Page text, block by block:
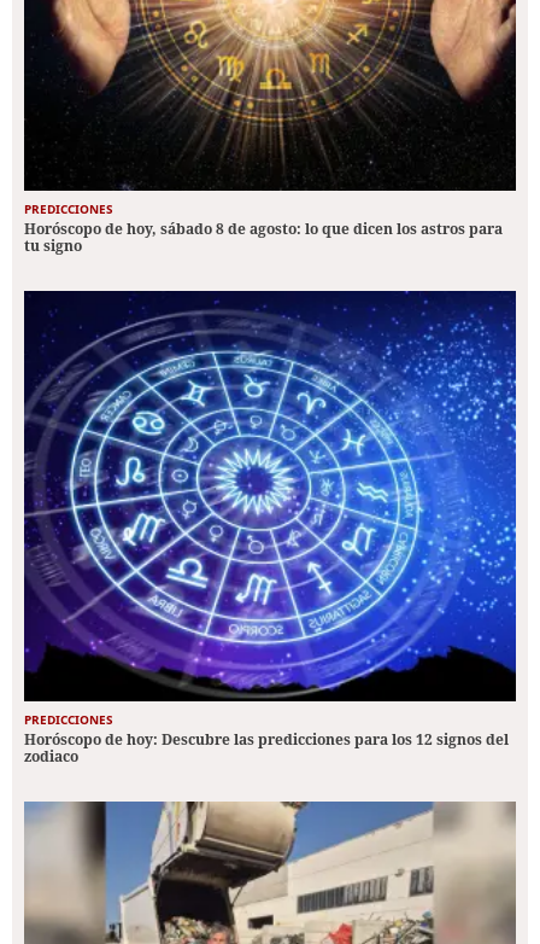
PREDICCIONES
Horóscopo de hoy, sábado 8 de agosto: lo que dicen los astros para
tu signo
PREDICCIONES
Horóscopo de hoy: Descubre las predicciones para los 12 signos del
zodiaco